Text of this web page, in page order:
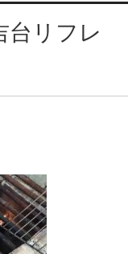
リフレ